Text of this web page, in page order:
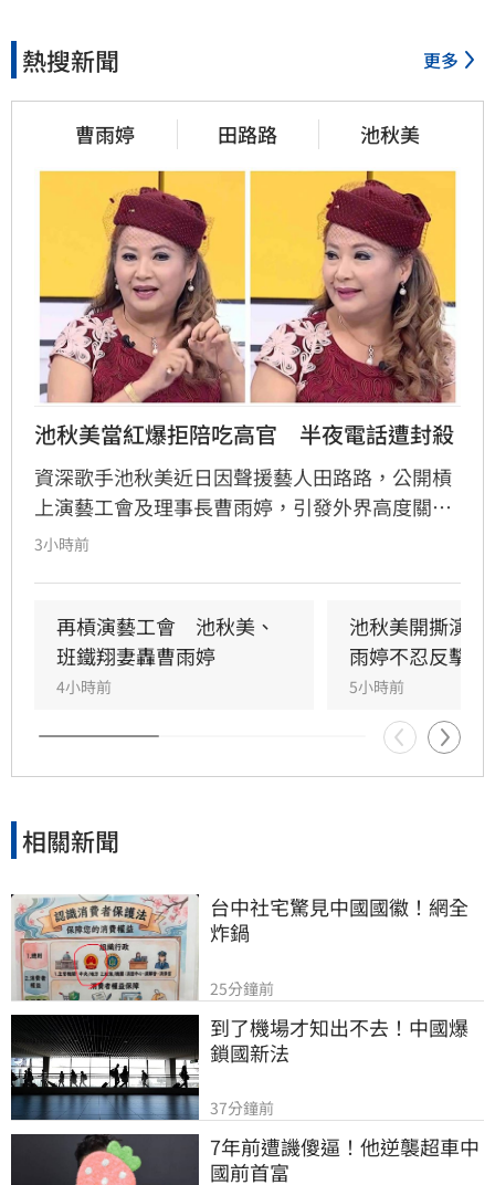
熱搜新聞 更多
曹雨婷 田路路 池秋美
池秋美當紅爆拒陪吃高官　半夜電話遭封殺
資深歌手池秋美近日因聲援藝人田路路，公開槓
上演藝工會及理事長曹雨婷，引發外界高度關
注。池秋美過去曾以《小風帆》一曲紅遍大街小
發她通告就會斷手斷腳，導致演藝事業一落千
丈，從一週七天通告的當紅歌手淪為過往雲煙。
3小時前
再槓演藝工會　池秋美、
班鐵翔妻轟曹雨婷
4小時前
池秋美開撕演
雨婷不忍反擊了
5小時前
相關新聞
台中社宅驚見中國國徽！網全
炸鍋
25分鐘前
到了機場才知出不去！中國爆
鎖國新法
37分鐘前
7年前遭譏傻逼！他逆襲超車中
國前首富